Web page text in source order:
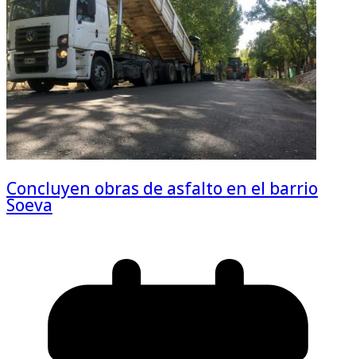
Concluyen obras de asfalto en el barrio
Soeva